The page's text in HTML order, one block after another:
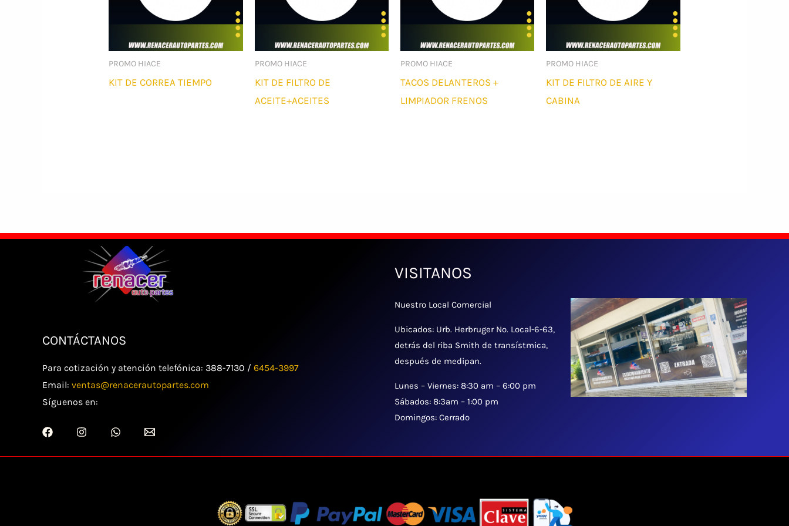
PROMO HIACE
KIT DE CORREA TIEMPO
PROMO HIACE
KIT DE FILTRO DE
ACEITE+ACEITES
PROMO HIACE
TACOS DELANTEROS +
LIMPIADOR FRENOS
PROMO HIACE
KIT DE FILTRO DE AIRE Y
CABINA
CONTÁCTANOS
Para cotización y atención telefónica: 388-7130 / 6454-3997
Email: ventas@renacerautopartes.com
Síguenos en:
VISITANOS
Nuestro Local Comercial
Ubicados: Urb. Herbruger No. Local-6-63,
detrás del riba Smith de transístmica,
después de medipan.
Lunes – Viernes: 8:30 am – 6:00 pm
Sábados: 8:3am – 1:00 pm
Domingos: Cerrado